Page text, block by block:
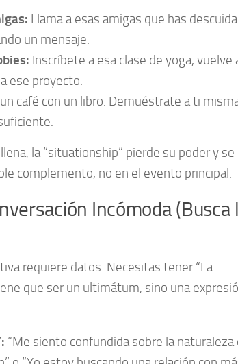
Llama a esas amigas que has
un mensaje.
Inscríbete a esa clase de yoga, vuelve
ese proyecto.
café con un libro. Demuéstrate a ti
la “situationship” pierde su poder y se
complemento, no en el evento principal.
Incómoda (Busca
requiere datos. Necesitas tener “La
que ser un ultimátum, sino una
“Me siento confundida sobre la naturaleza